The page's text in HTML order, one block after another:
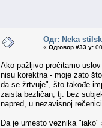
Одг: Neka
« Одговор #33 у:
Ako pažljivo pročitamo
nisu korektna - moje zato
da se žrtvuje", što takođe
zaista bezličan, tj. bez
napred, u nezavisnoj
Da je umesto veznika